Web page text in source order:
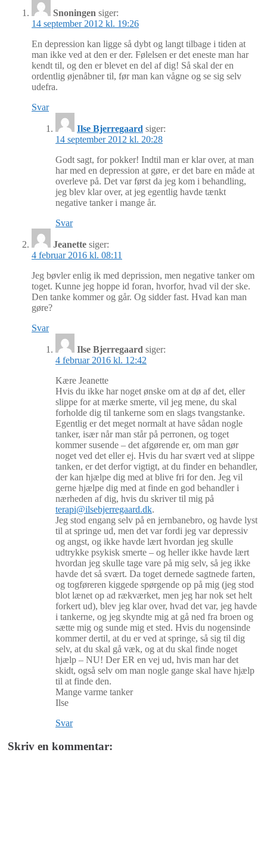
Snoningen siger:
14 september 2012 kl. 19:26
En depression kan ligge så dybt og langt tilbage i tiden at
man ikke ved at den er der. Følelsen er det eneste man har
kendt til, og den er blevet en del af dig! Så skal der en
ordentlig øjenåbner til, før man kan vågne og se sig selv
udefra.
Svar
Ilse Bjerregaard siger:
14 september 2012 kl. 20:28
Godt sagt, for pokker! Indtil man er klar over, at man
har med en depression at gøre, er det bare en måde at
overleve på. Det var først da jeg kom i behandling,
jeg blev klar over, at jeg egentlig havde tænkt
negative tanker i mange år.
Svar
Jeanette siger:
4 februar 2016 kl. 08:11
Jeg bøvler enlig ik med deprission, men negative tanker om
toget. Kunne jeg hoppe id foran, hvorfor, hvad vil der ske.
Den tanke kommer og går. Og sidder fast. Hvad kan man
gøre?
Svar
Ilse Bjerregaard siger:
4 februar 2016 kl. 12:42
Kære Jeanette
Hvis du ikke har noget ønske om at dø af det, eller
slippe for at mærke smerte, vil jeg mene, du skal
forholde dig til tankerne som en slags tvangstanke.
Egentlig er det meget normalt at have sådan nogle
tanker, især når man står på perronen, og toget
kommer susende – det afgørende er, om man gør
noget ved det eller ej. Hvis du har svært ved at slippe
tanken, er det derfor vigtigt, at du finder en behandler,
der kan hjælpe dig med at blive fri for den. Jeg vil
gerne hjælpe dig med at finde en god behandler i
nærheden af dig, hvis du skriver til mig på
terapi@ilsebjerregaard.dk.
Jeg stod engang selv på en jernbanebro, og havde lyst
til at springe ud, men det var fordi jeg var depressiv
og angst, og ikke havde lært hvordan jeg skulle
udtrykke psykisk smerte – og heller ikke havde lært
hvordan jeg skulle tage vare på mig selv, så jeg ikke
havde det så svært. Da toget dernede sagtnede farten,
og togføreren kiggede spørgende op på mig (jeg stod
blot lænet op ad rækværket, men jeg har nok set helt
forkert ud), blev jeg klar over, hvad det var, jeg havde
i tankerne, og jeg skyndte mig at gå ned fra broen og
sætte mig og sunde mig et sted. Hvis du nogensinde
kommer dertil, at du er ved at springe, så sig til dig
selv, at du skal gå væk, og at du skal finde noget
hjælp – NU! Der ER en vej ud, hvis man har det
skidt, også selv om man nogle gange skal have hjælp
til at finde den.
Mange varme tanker
Ilse
Svar
Skriv en kommentar: